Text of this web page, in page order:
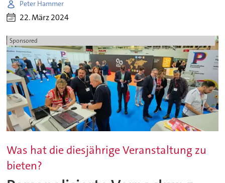
Peter Hammer
22. März 2024
Sponsored
Was hat die diesjährige Veranstaltung zu
bieten?